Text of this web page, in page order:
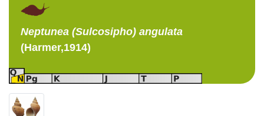
Neptunea (Sulcosipho) angulata
(Harmer,1914)